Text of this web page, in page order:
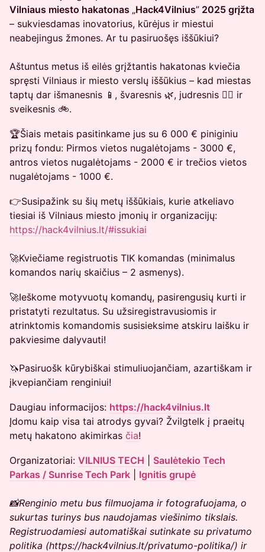
Vilniaus miesto hakatonas „Hack4Vilnius” 2025 grįžta
– sukviesdamas inovatorius, kūrėjus ir miestui
neabejingus žmones. Ar tu pasiruošęs iššūkiui?
Aštuntus metus iš eilės grįžtantis hakatonas kviečia
spręsti Vilniaus ir miesto verslų iššūkius – kad miestas
taptų dar išmanesnis 📱, švaresnis 🌿, judresnis 🏃‍♂️ ir
sveikesnis 🚲.
🏆Šiais metais pasitinkame jus su 6 000 € piniginiu
prizų fondu: Pirmos vietos nugalėtojams - 3000 €,
antros vietos nugalėtojams - 2000 € ir trečios vietos
nugalėtojams - 1000 €.
👉Susipažink su šių metų iššūkiais, kurie atkeliavo
tiesiai iš Vilniaus miesto įmonių ir organizacijų:
https://hack4vilnius.lt/#issukiai
🚀Kviečiame registruotis TIK komandas (minimalus
komandos narių skaičius – 2 asmenys).
🚀Ieškome motyvuotų komandų, pasirengusių kurti ir
pristatyti rezultatus. Su užsiregistravusiomis ir
atrinktomis komandomis susisieksime atskiru laišku ir
pakviesime dalyvauti!
🦄Pasiruošk kūrybiškai stimuliuojančiam, azartiškam ir
įkvepiančiam renginiui!
Daugiau informacijos: https://hack4vilnius.lt
Įdomu kaip visa tai atrodys gyvai? Žvilgtelk į praeitų
metų hakatono akimirkas čia!
Organizatoriai: VILNIUS TECH
Saulėtekio Tech
Parkas / Sunrise Tech Park
Ignitis grupė
📸Renginio metu bus filmuojama ir fotografuojama, o
sukurtas turinys bus naudojamas viešinimo tikslais.
Registruodamiesi automatiškai sutinkate su privatumo
politika (https://hack4vilnius.lt/privatumo-politika/) ir